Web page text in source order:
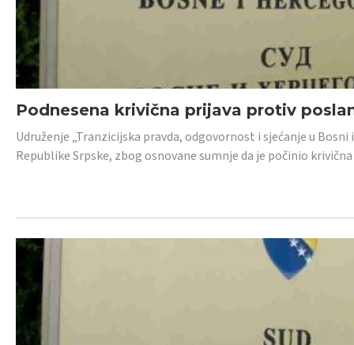
Podnesena krivična prijava protiv
Udruženje „Tranzicijska pravda, odgovornost i sjećanje u
Republike Srpske, zbog osnovane sumnje da je počinio